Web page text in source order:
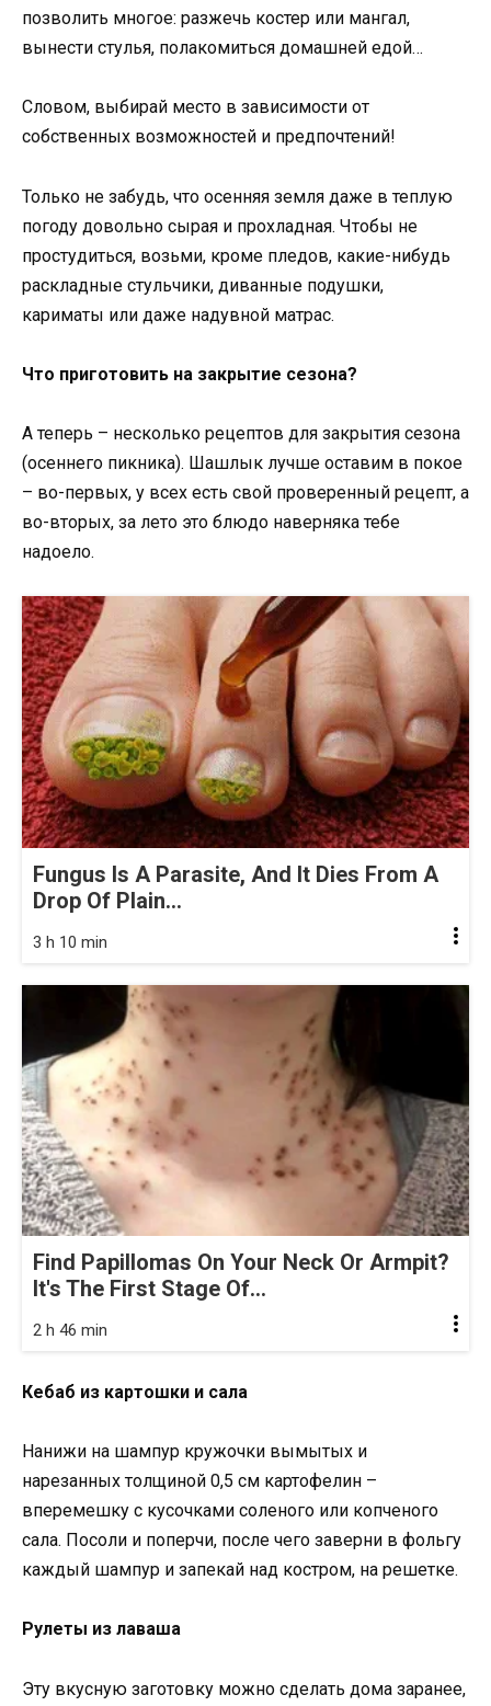
позволить многое: разжечь костер или мангал,
вынести стулья, полакомиться домашней едой…
Словом, выбирай место в зависимости от
собственных возможностей и предпочтений!
Только не забудь, что осенняя земля даже в теплую
погоду довольно сырая и прохладная. Чтобы не
простудиться, возьми, кроме пледов, какие-нибудь
раскладные стульчики, диванные подушки,
кариматы или даже надувной матрас.
Что приготовить на закрытие сезона?
А теперь – несколько рецептов для закрытия сезона
(осеннего пикника). Шашлык лучше оставим в покое
– во-первых, у всех есть свой проверенный рецепт, а
во-вторых, за лето это блюдо наверняка тебе
надоело.
Fungus Is A Parasite, And It Dies From A
Drop Of Plain...
3 h 10 min
Find Papillomas On Your Neck Or Armpit?
It's The First Stage Of...
2 h 46 min
Кебаб из картошки и сала
Нанижи на шампур кружочки вымытых и
нарезанных толщиной 0,5 см картофелин –
вперемешку с кусочками соленого или копченого
сала. Посоли и поперчи, после чего заверни в фольгу
каждый шампур и запекай над костром, на решетке.
Рулеты из лаваша
Эту вкусную заготовку можно сделать дома заранее,